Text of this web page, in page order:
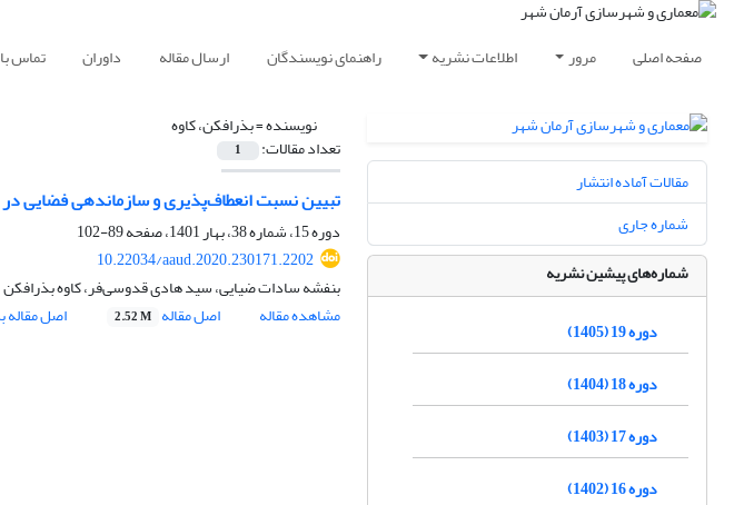
صفحه اصلی مرور اطلاعات نشریه راهنمای نویسندگان ارسال مقاله داوران تماس
نویسنده =بذرافکن، کاوه
تعداد مقالات: 1
تبیین نسبت انعطاف‌‌پذیری و سازماندهی فضایی
دوره 15، شماره 38، بهار 1401، صفحه
89-102
10.22034/aaud.2020.230171.2202
بنفشه سادات ضیایی، سید هادی قدوسی‌فر، کاوه بذرافکن
مشاهده مقاله
اصل مقاله 2.52 M اصل مقاله
مقالات آماده انتشار
شماره جاری
شماره‌های پیشین نشریه
دوره 19 (1405)
دوره 18 (1404)
دوره 17 (1403)
دوره 16 (1402)